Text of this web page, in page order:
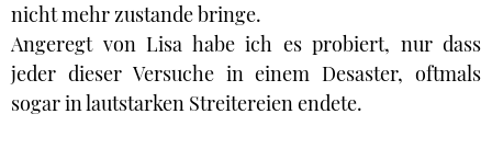
nicht mehr zustande bringe.
Angeregt von Lisa habe ich es probiert, nur dass
jeder dieser Versuche in einem Desaster, oftmals
sogar in lautstarken Streitereien endete.